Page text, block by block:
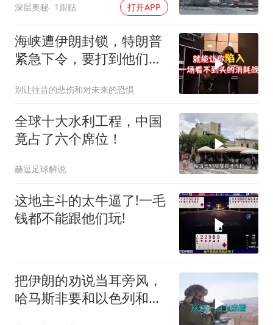
深层奥秘 1跟贴 打开APP
海峡遭伊朗封锁，特朗普
紧急下令，要打到他们承
别让往昔的悲伤和对未来的恐惧
全球十大水利工程，中国
竟占了六个席位！
赫逗足球解说
这地主斗的太牛逼了!一毛
钱都不能跟他们玩!
把伊朗的劝说当耳旁风，
哈马斯非要和以色列和